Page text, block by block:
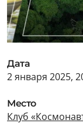
Дата
2 января 2025,
Место
Клуб